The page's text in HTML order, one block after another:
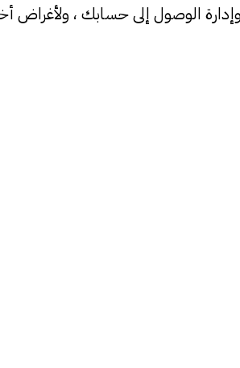
الوصول إلى حسابك ، ولأغراض